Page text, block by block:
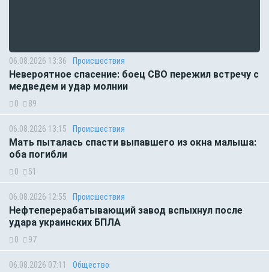
06.08.2026 13:36 Происшествия
Невероятное спасение: боец СВО пережил встречу с
медведем и удар молнии
0 89
06.08.2026 13:15 Происшествия
Мать пыталась спасти выпавшего из окна малыша:
оба погибли
0 51
06.08.2026 12:55 Происшествия
Нефтеперерабатывающий завод вспыхнул после
удара украинских БПЛА
0 97
06.08.2026 07:11 Общество